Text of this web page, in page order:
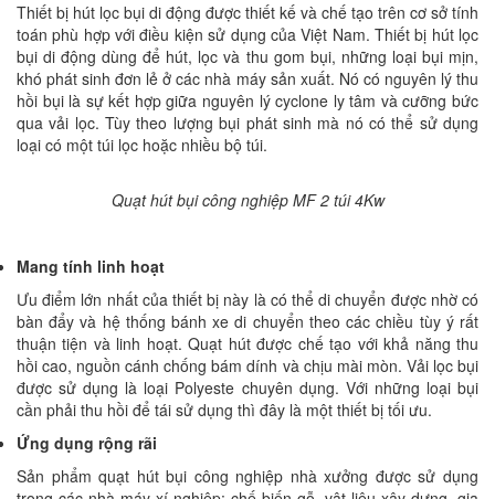
Thiết bị hút lọc bụi di động được thiết kế và chế tạo trên cơ sở tính
toán phù hợp với điều kiện sử dụng của Việt Nam. Thiết bị hút lọc
bụi di động dùng để hút, lọc và thu gom bụi, những loại bụi mịn,
khó phát sinh đơn lẻ ở các nhà máy sản xuất. Nó có nguyên lý thu
hồi bụi là sự kết hợp giữa nguyên lý cyclone ly tâm và cưỡng bức
qua vải lọc. Tùy theo lượng bụi phát sinh mà nó có thể sử dụng
loại có một túi lọc hoặc nhiều bộ túi.
Quạt hút bụi công nghiệp MF 2 túi 4Kw
Mang tính linh hoạt
Ưu điểm lớn nhất của thiết bị này là có thể di chuyển được nhờ có
bàn đẩy và hệ thống bánh xe di chuyển theo các chiều tùy ý rất
thuận tiện và linh hoạt. Quạt hút được chế tạo với khả năng thu
hồi cao, nguồn cánh chống bám dính và chịu mài mòn. Vải lọc bụi
được sử dụng là loại Polyeste chuyên dụng. Với những loại bụi
cần phải thu hồi để tái sử dụng thì đây là một thiết bị tối ưu.
Ứng dụng rộng rãi
Sản phẩm quạt hút bụi công nghiệp nhà xưởng được sử dụng